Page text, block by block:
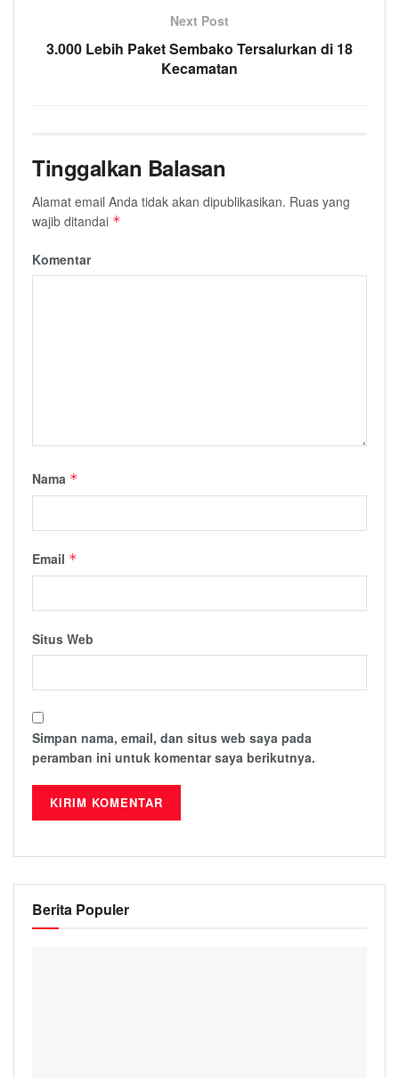
Next Post
3.000 Lebih Paket Sembako Tersalurkan di 18
Kecamatan
Tinggalkan Balasan
Alamat email Anda tidak akan dipublikasikan. Ruas yang
wajib ditandai *
Komentar
Nama *
Email *
Situs Web
Simpan nama, email, dan situs web saya pada
peramban ini untuk komentar saya berikutnya.
Berita Populer